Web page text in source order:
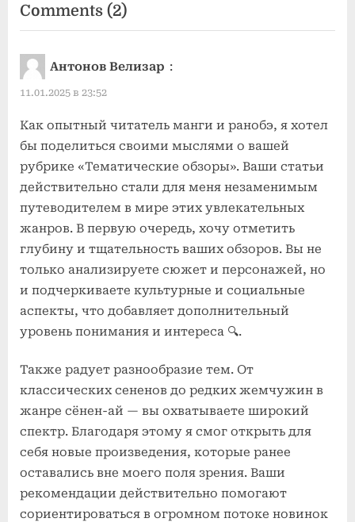
Comments (2)on
“Тематические
манг
ранобэ”
Антонов Велизар :
11.01.2025 в 23:52
Как опытный читатель манги и ранобэ, я хотел
бы поделиться своими мыслями о вашей
рубрике «Тематические обзоры». Ваши статьи
действительно стали для меня незаменимым
путеводителем в мире этих увлекательных
жанров. В первую очередь, хочу отметить
глубину и тщательность ваших обзоров. Вы не
только анализируете сюжет и персонажей, но
и подчеркиваете культурные и социальные
аспекты, что добавляет дополнительный
уровень понимания и интереса 🔍.
Также радует разнообразие тем. От
классических сененов до редких жемчужин в
жанре сёнен-ай — вы охватываете широкий
спектр. Благодаря этому я смог открыть для
себя новые произведения, которые ранее
оставались вне моего поля зрения. Ваши
рекомендации действительно помогают
сориентироваться в огромном потоке новинок